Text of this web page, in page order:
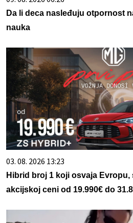
Da li deca nasleđuju otpornost
nauka
03. 08. 2026 13:23
Hibrid broj 1 koji osvaja
akcijskoj ceni od 19.990€ do